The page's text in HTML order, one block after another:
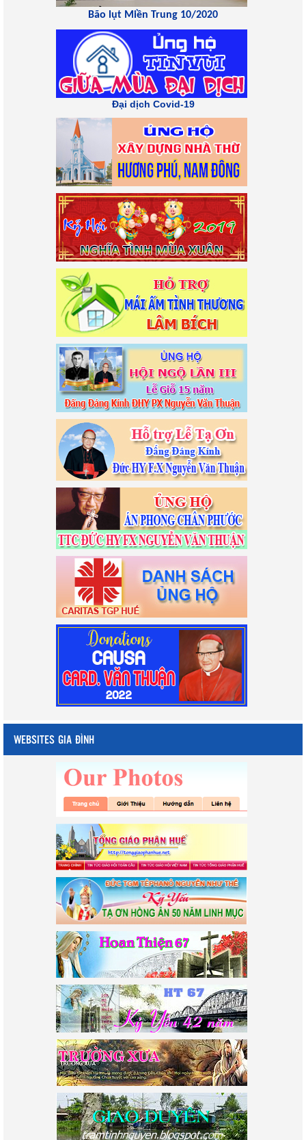
Bão lụt Miền Trung 10/2020
Đại dịch Covid-19
WEBSITES GIA ĐÌNH